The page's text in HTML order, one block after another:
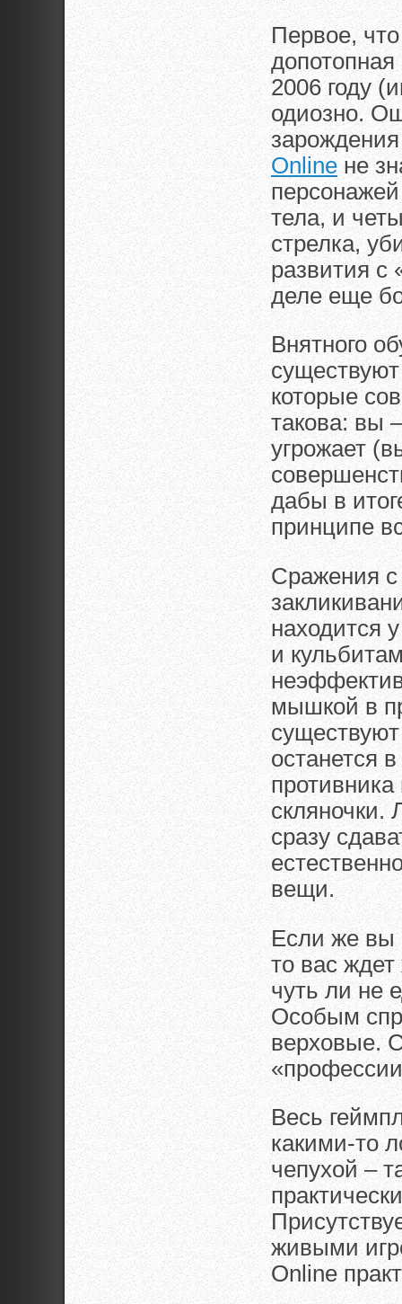
Первое,
2006 году
одиозно.
Onlineне
тела, и
стрелка,
развития
деле еще
Внятного
которые
такова: вы
угрожает
дабы в
принципе
Сражения
находится
и
мышкой в
останется
противника
сразу
вещи.
Если же вы
то вас
чуть ли не
Особым
верховые.
Весь
какими-то
чепухой –
живыми
Online